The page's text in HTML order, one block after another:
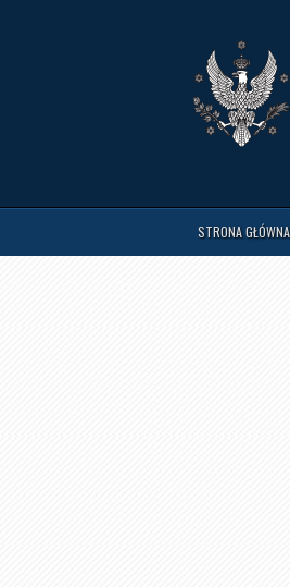
STRONA GŁÓWNA